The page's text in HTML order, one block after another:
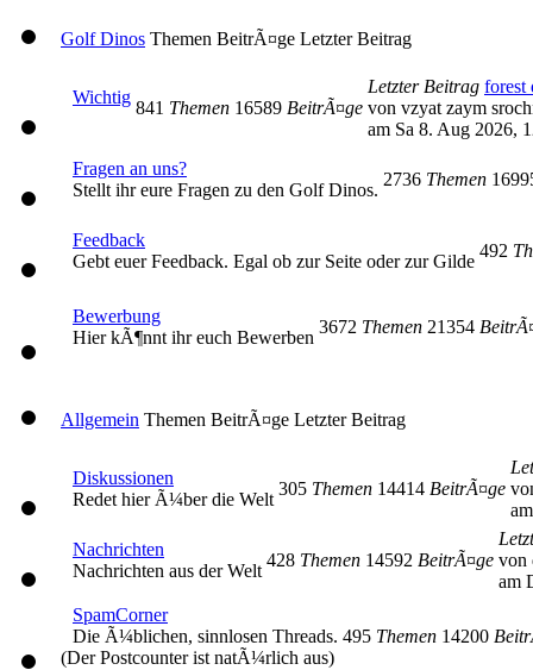
Golf Dinos Themen BeitrÃ¤ge Letzter Beitrag
Wichtig
841 Themen 16589 BeitrÃ¤ge
Letzter Beitrag forest
von vzyat zaym
am Sa 8. Aug 2026,
Fragen an uns?
Stellt ihr eure Fragen zu den Golf Dinos.
2736 Themen
Feedback
Gebt euer Feedback. Egal ob zur Seite oder zur Gilde
492
Bewerbung
Hier kÃ¶nnt ihr euch Bewerben
3672 Themen 21354
Allgemein Themen BeitrÃ¤ge Letzter Beitrag
Diskussionen
Redet hier Ã¼ber die Welt
305 Themen 14414 BeitrÃ¤ge
Nachrichten
Nachrichten aus der Welt
428 Themen 14592 BeitrÃ¤ge von
am
SpamCorner
Die Ã¼blichen, sinnlosen Threads.
(Der Postcounter ist natÃ¼rlich aus)
495 Themen 14200